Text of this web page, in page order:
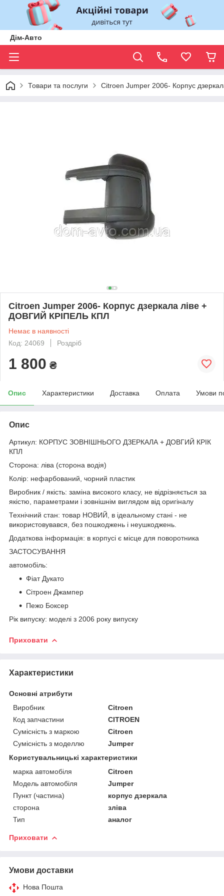
Дім-Авто
Товари та послуги Citroen Jumper 2006- Корпус
Citroen Jumper 2006- Корпус дзеркала ліве +
ДОВГИЙ КРІПЕЛЬ КПЛ
Немає в наявності
Код: 24069
Роздріб
1 800 ₴
Опис Характеристики Доставка Оплата Умови
Опис
Артикул: КОРПУС ЗОВНІШНЬОГО ДЗЕРКАЛА + ДОВГИЙ КРІК
КПЛ
Сторона: ліва (сторона водія)
Колір: нефарбований, чорний пластик
Виробник / якість: заміна високого класу, не відрізняється за
якістю, параметрами і зовнішнім виглядом від оригіналу
Технічний стан: товар НОВИЙ, в ідеальному стані - не
використовувався, без пошкоджень і неушкоджень.
Додаткова інформація: в корпусі є місце для поворотника
ЗАСТОСУВАННЯ
автомобіль:
Фіат Дукато
Сітроен Джампер
Пежо Боксер
Рік випуску: моделі з 2006 року випуску
Приховати
Характеристики
Основні атрибути
Виробник
Citroen
Код запчастини
CITROEN
Сумісність з маркою
Citroen
Сумісність з моделлю
Jumper
Користувальницькі характеристики
марка автомобіля
Citroen
Модель автомобіля
Jumper
Пункт (частина)
корпус дзеркала
сторона
зліва
Тип
аналог
Приховати
Умови доставки
Нова Пошта